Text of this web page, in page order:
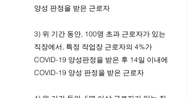
양성 판정을 받은 근로자
3) 위 기간 동안, 100명 초과 근로자가 있는
직장에서, 특정 작업장 근로자의 4%가
COVID-19 양성판정을 받은 후 14일 이내에
COVID-19 양성 판정을 받은 근로자